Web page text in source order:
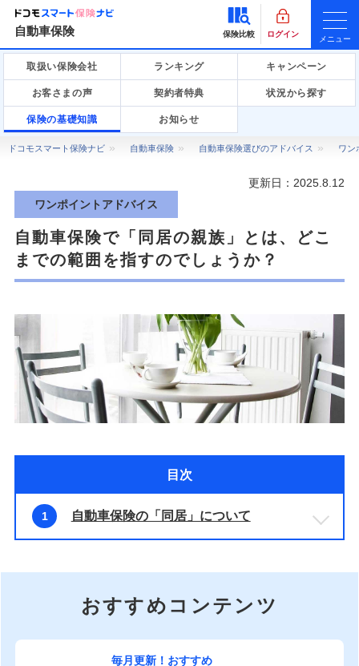
自動車保険 保険比較 ログイン
メニュー
取扱い保険会社 ランキング キャンペーン
お客さまの声 契約者特典 状況から探す
保険の基礎知識 お知らせ
ドコモスマート保険ナビ 自動車保険 自動車保険選びのアドバイス ワン
更新日：2025.8.12
ワンポイントアドバイス
自動車保険で「同居の親族」とは、どこ
までの範囲を指すのでしょうか？
目次
1 自動車保険の「同居」について
おすすめコンテンツ
毎月更新！おすすめ